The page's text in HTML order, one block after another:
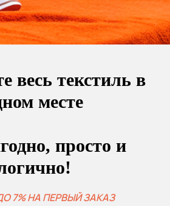
весь текстиль в
месте
просто и
7% НА ПЕРВЫЙ ЗАКАЗ